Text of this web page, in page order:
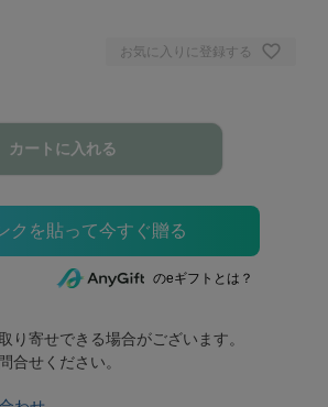
お気に入りに登録する
カートに入れる
のeギフトとは？
り寄せできる場合がございます。
合せください。